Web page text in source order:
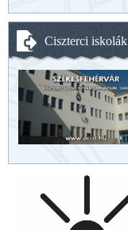
Ciszterci iskolák